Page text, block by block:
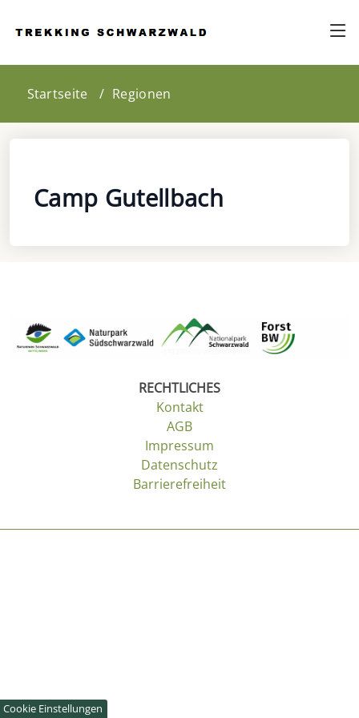
Startseite Regionen
Camp Gutellbach
RECHTLICHES
Kontakt
AGB
Impressum
Datenschutz
Barrierefreiheit
Cookie Einstellungen